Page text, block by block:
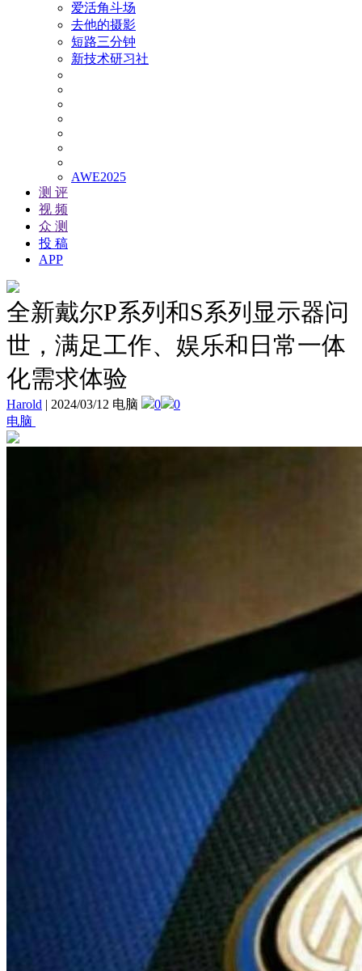
爱活角斗场
去他的摄影
短路三分钟
新技术研习社
AWE2025
测 评
视 频
众 测
投 稿
APP
全新戴尔P系列和S系列显示器问
世，满足工作、娱乐和日常一体
化需求体验
Harold | 2024/03/12 电脑 0
0
电脑